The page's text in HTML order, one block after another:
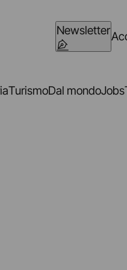
Newsletter
TurismoDal mondoJobs